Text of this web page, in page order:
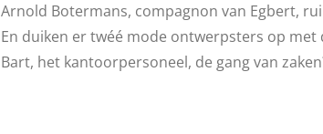
Arnold Botermans, compagnon van Egbert,
En duiken er twéé mode ontwerpsters op met
Bart, het kantoorpersoneel, de gang van